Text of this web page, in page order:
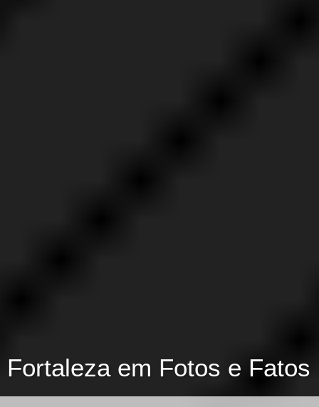
Fortaleza em Fotos e Fatos